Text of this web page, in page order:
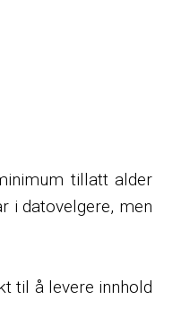
tillatt alder
i datovelgere, men
til å levere innhold